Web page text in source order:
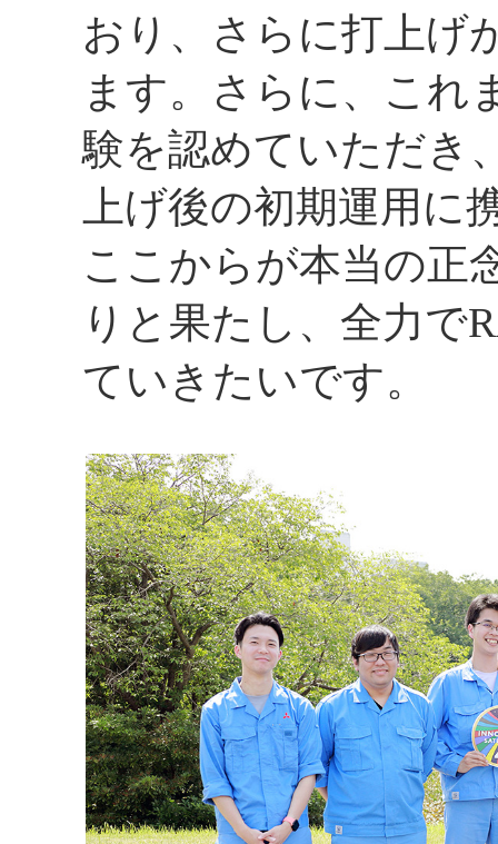
おり、さらに打上げ
ます。さらに、これ
験を認めていただき
上げ後の初期運用
ここからが本当の正
りと果たし、全力で
ていきたいです。